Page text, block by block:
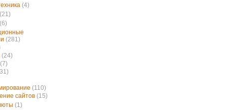
(4)
(21)
(6)
(281)
(24)
(7)
(110)
сайтов (15)
(1)